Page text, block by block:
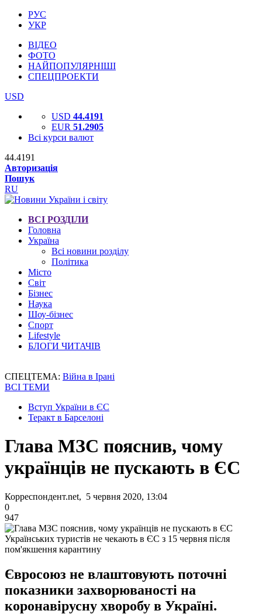
РУС
УКР
ВІДЕО
ФОТО
НАЙПОПУЛЯРНІШІ
СПЕЦПРОЕКТИ
USD
USD 44.4191
EUR 51.2905
Всі курси валют
44.4191
Авторизація
Пошук
RU
ВСІ РОЗДІЛИ
Головна
Україна
Всі новини розділу
Політика
Місто
Світ
Бізнес
Наука
Шоу-бізнес
Спорт
Lifestyle
БЛОГИ ЧИТАЧІВ
СПЕЦТЕМА: Війна в Ірані
ВСІ ТЕМИ
Вступ України в ЄС
Теракт в Барселоні
Глава МЗС пояснив, чому
українців не пускають в ЄС
Корреспондент.net, 5 червня 2020, 13:04
0
947
Українських туристів не чекають в ЄС з 15 червня після
пом'якшення карантину
Євросоюз не влаштовують поточні
показники захворюваності на
коронавірусну хворобу в Україні.